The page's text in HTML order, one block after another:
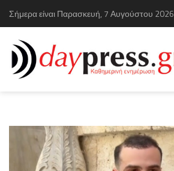
Σήμερα είναι Παρασκευή, 7 Αυγούστου 2026